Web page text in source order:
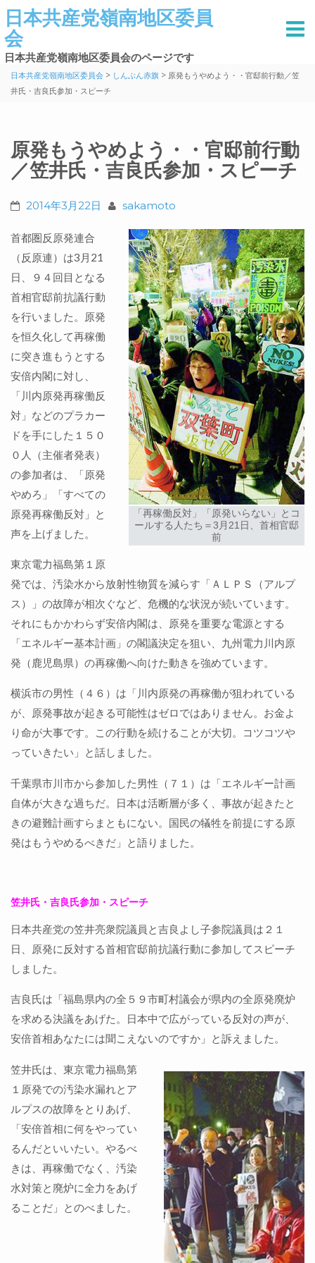
日本共産党嶺南地区委員
会
日本共産党嶺南地区委員会のページです
日本共産党嶺南地区委員会 > しんぶん赤旗 > 原発もうやめよう・・官邸前行動／笠
井氏・吉良氏参加・スピーチ
原発もうやめよう・・官邸前行動
／笠井氏・吉良氏参加・スピーチ
2014年3月22日 sakamoto
「再稼働反対」「原発いらない」とコ
ールする人たち＝3月21日、首相官邸
前
首都圏反原発連合
（反原連）は3月21
日、９４回目となる
首相官邸前抗議行動
を行いました。原発
を恒久化して再稼働
に突き進もうとする
安倍内閣に対し、
「川内原発再稼働反
対」などのプラカー
ドを手にした１５０
０人（主催者発表）
の参加者は、「原発
やめろ」「すべての
原発再稼働反対」と
声を上げました。
東京電力福島第１原
発では、汚染水から放射性物質を減らす「ＡＬＰＳ（アルプ
ス）」の故障が相次ぐなど、危機的な状況が続いています。
それにもかかわらず安倍内閣は、原発を重要な電源とする
「エネルギー基本計画」の閣議決定を狙い、九州電力川内原
発（鹿児島県）の再稼働へ向けた動きを強めています。
横浜市の男性（４６）は「川内原発の再稼働が狙われている
が、原発事故が起きる可能性はゼロではありません。お金よ
り命が大事です。この行動を続けることが大切。コツコツや
っていきたい」と話しました。
千葉県市川市から参加した男性（７１）は「エネルギー計画
自体が大きな過ちだ。日本は活断層が多く、事故が起きたと
きの避難計画すらまともにない。国民の犠牲を前提にする原
発はもうやめるべきだ」と語りました。
笠井氏・吉良氏参加・スピーチ
日本共産党の笠井亮衆院議員と吉良よし子参院議員は２１
日、原発に反対する首相官邸前抗議行動に参加してスピーチ
しました。
吉良氏は「福島県内の全５９市町村議会が県内の全原発廃炉
を求める決議をあげた。日本中で広がっている反対の声が、
安倍首相あなたには聞こえないのですか」と訴えました。
笠井氏は、東京電力福島第
１原発での汚染水漏れとア
ルプスの故障をとりあげ、
「安倍首相に何をやってい
るんだといいたい。やるべ
きは、再稼働でなく、汚染
水対策と廃炉に全力をあげ
ることだ」とのべました。